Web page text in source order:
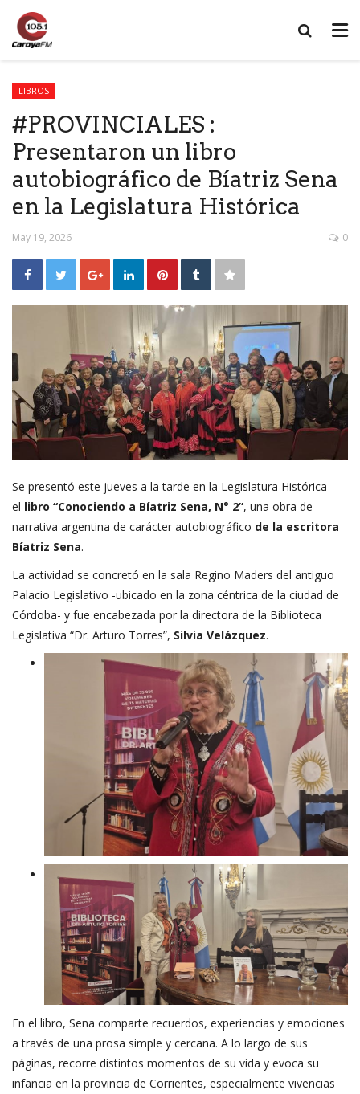
LIBROS
#PROVINCIALES :
Presentaron un libro
autobiográfico de Bíatriz Sena
en la Legislatura Histórica
May 19, 2026 0
Se presentó este jueves a la tarde en la Legislatura Histórica
el libro “Conociendo a Bíatriz Sena, N° 2”, una obra de
narrativa argentina de carácter autobiográfico de la escritora
Bíatriz Sena.
La actividad se concretó en la sala Regino Maders del antiguo
Palacio Legislativo -ubicado en la zona céntrica de la ciudad de
Córdoba- y fue encabezada por la directora de la Biblioteca
Legislativa “Dr. Arturo Torres”, Silvia Velázquez.
En el libro, Sena comparte recuerdos, experiencias y emociones
a través de una prosa simple y cercana. A lo largo de sus
páginas, recorre distintos momentos de su vida y evoca su
infancia en la provincia de Corrientes, especialmente vivencias